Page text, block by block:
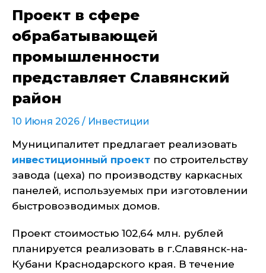
Проект в сфере
обрабатывающей
промышленности
представляет Славянский
район
10 Июня 2026 / Инвестиции
Муниципалитет предлагает реализовать
инвестиционный проект по строительству
завода (цеха) по производству каркасных
панелей, используемых при изготовлении
быстровозводимых домов.
Проект стоимостью 102,64 млн. рублей
планируется реализовать в г.Славянск-на-
Кубани Краснодарского края. В течение